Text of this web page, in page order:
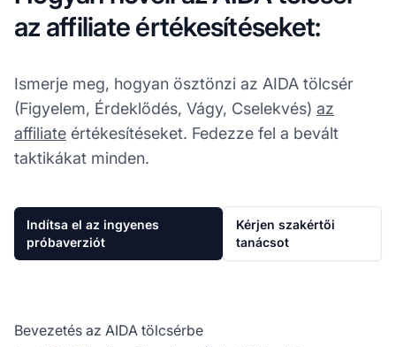
az affiliate értékesítéseket:
Ismerje meg, hogyan ösztönzi az AIDA tölcsér
(Figyelem, Érdeklődés, Vágy, Cselekvés) az
affiliate értékesítéseket. Fedezze fel a bevált
taktikákat minden.
Indítsa el az ingyenes
próbaverziót
Kérjen szakértői
tanácsot
Bevezetés az AIDA tölcsérbe